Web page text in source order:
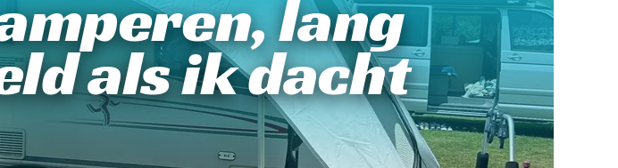
Frankrijk
Zwitserland
informatie over …
lang
als ik dacht